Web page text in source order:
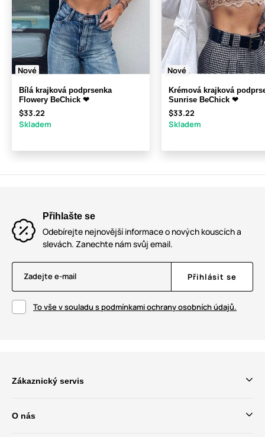
Nové
Bílá krajková podprsenka
Flowery BeChick ❤
$33.22
Skladem
Nové
Krémová krajková
Sunrise BeChick ❤
$33.22
Skladem
Přihlašte se
Odebírejte nejnovější informace o nových kouscích a
slevách. Zanechte nám svůj email.
Zadejte e-mail Přihlásit se
To vše v souladu s podmínkami ochrany osobních údajů.
Zákaznický servis
O nás